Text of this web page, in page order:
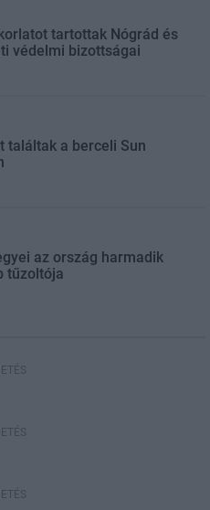
tartottak Nógrád és
védelmi bizottságai
találtak a berceli Sun
az ország harmadik
tűzoltója